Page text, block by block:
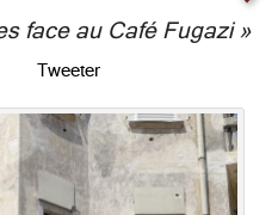
face au Café Fugazi »
Tweeter